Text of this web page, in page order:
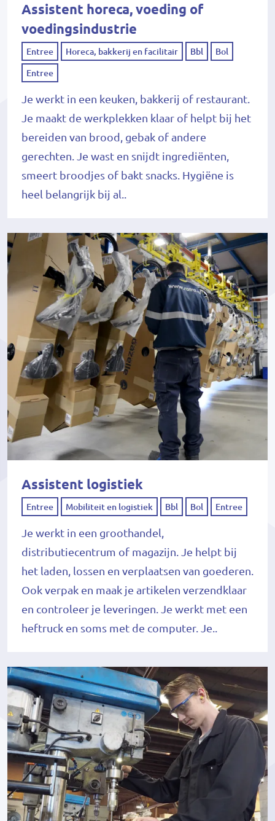
Assistent horeca, voeding of
voedingsindustrie
Entree Horeca, bakkerij en facilitair Bbl Bol
Entree
Je werkt in een keuken, bakkerij of restaurant.
Je maakt de werkplekken klaar of helpt bij het
bereiden van brood, gebak of andere
gerechten. Je wast en snijdt ingrediënten,
smeert broodjes of bakt snacks. Hygiëne is
heel belangrijk bij al..
Assistent logistiek
Entree Mobiliteit en logistiek Bbl Bol Entree
Je werkt in een groothandel,
distributiecentrum of magazijn. Je helpt bij
het laden, lossen en verplaatsen van goederen.
Ook verpak en maak je artikelen verzendklaar
en controleer je leveringen. Je werkt met een
heftruck en soms met de computer. Je..